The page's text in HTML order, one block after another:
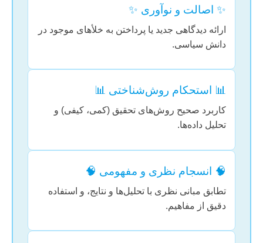
✨ اصالت و نوآوری ✨
ارائه دیدگاهی جدید یا پرداختن به خلأهای موجود در
دانش سیاسی.
📊 استحکام روش‌شناختی 📊
کاربرد صحیح روش‌های تحقیق (کمی، کیفی) و
تحلیل داده‌ها.
🧠 انسجام نظری و مفهومی 🧠
تطابق مبانی نظری با تحلیل‌ها و نتایج، و استفاده
دقیق از مفاهیم.